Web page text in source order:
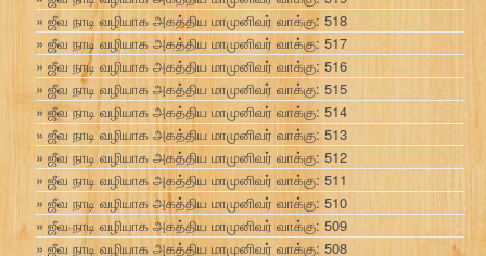
ஜீவ நாடி வழியாக அகத்திய மாமுனிவர் வாக்கு: 518
ஜீவ நாடி வழியாக அகத்திய மாமுனிவர் வாக்கு: 517
ஜீவ நாடி வழியாக அகத்திய மாமுனிவர் வாக்கு: 516
ஜீவ நாடி வழியாக அகத்திய மாமுனிவர் வாக்கு: 515
ஜீவ நாடி வழியாக அகத்திய மாமுனிவர் வாக்கு: 514
ஜீவ நாடி வழியாக அகத்திய மாமுனிவர் வாக்கு: 513
ஜீவ நாடி வழியாக அகத்திய மாமுனிவர் வாக்கு: 512
ஜீவ நாடி வழியாக அகத்திய மாமுனிவர் வாக்கு: 511
ஜீவ நாடி வழியாக அகத்திய மாமுனிவர் வாக்கு: 510
ஜீவ நாடி வழியாக அகத்திய மாமுனிவர் வாக்கு: 509
ஜீவ நாடி வழியாக அகத்திய மாமுனிவர் வாக்கு: 508